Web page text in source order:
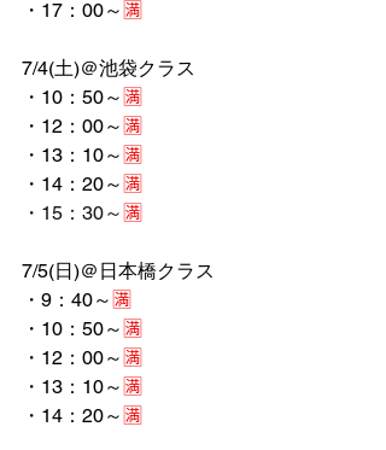
・17：00～ 🈵
7/4(土)＠池袋クラス
・10：50～ 🈵
・12：00～ 🈵
・13：10～ 🈵
・14：20～ 🈵
・15：30～ 🈵
7/5(日)＠日本橋クラス
・9：40～ 🈵
・10：50～ 🈵
・12：00～ 🈵
・13：10～ 🈵
・14：20～ 🈵